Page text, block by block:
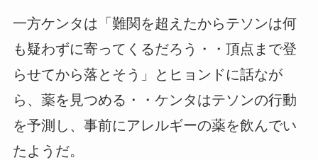
一方ケンタは「難関を超えたからテソンは何
も疑わずに寄ってくるだろう・・頂点まで登
らせてから落とそう」とヒョンドに話なが
ら、薬を見つめる・・ケンタはテソンの行動
を予測し、事前にアレルギーの薬を飲んでい
たようだ。